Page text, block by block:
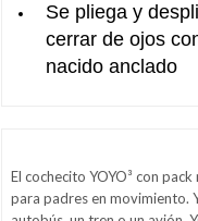
Se pliega y
cerrar de ojos
nacido anclado
El cochecito YOYO³ con
para padres en movimiento.